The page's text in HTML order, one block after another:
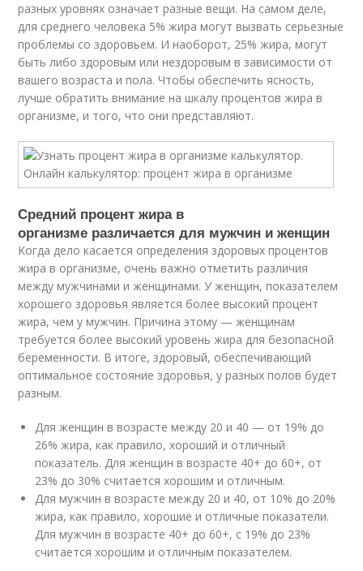
разных уровнях означает разные вещи. На самом деле,
для среднего человека 5% жира могут вызвать серьезные
проблемы со здоровьем. И наоборот, 25% жира, могут
быть либо здоровым или нездоровым в зависимости от
вашего возраста и пола. Чтобы обеспечить ясность,
лучше обратить внимание на шкалу процентов жира в
организме, и того, что они представляют.
Средний процент жира в
организме различается для мужчин и женщин
Когда дело касается определения здоровых процентов
жира в организме, очень важно отметить различия
между мужчинами и женщинами. У женщин, показателем
хорошего здоровья является более высокий процент
жира, чем у мужчин. Причина этому — женщинам
требуется более высокий уровень жира для безопасной
беременности. В итоге, здоровый, обеспечивающий
оптимальное состояние здоровья, у разных полов будет
разным.
Для женщин в возрасте между 20 и 40 — от 19% до
26% жира, как правило, хороший и отличный
показатель. Для женщин в возрасте 40+ до 60+, от
23% до 30% считается хорошим и отличным.
Для мужчин в возрасте между 20 и 40, от 10% до 20%
жира, как правило, хорошие и отличные показатели.
Для мужчин в возрасте 40+ до 60+, с 19% до 23%
считается хорошим и отличным показателем.